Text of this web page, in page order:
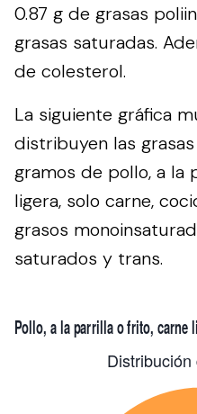
0.87 g de grasas
grasas saturadas.
de colesterol.
La siguiente gráfica
distribuyen las
gramos de pollo, a la
ligera, solo carne,
grasos
saturados y trans.